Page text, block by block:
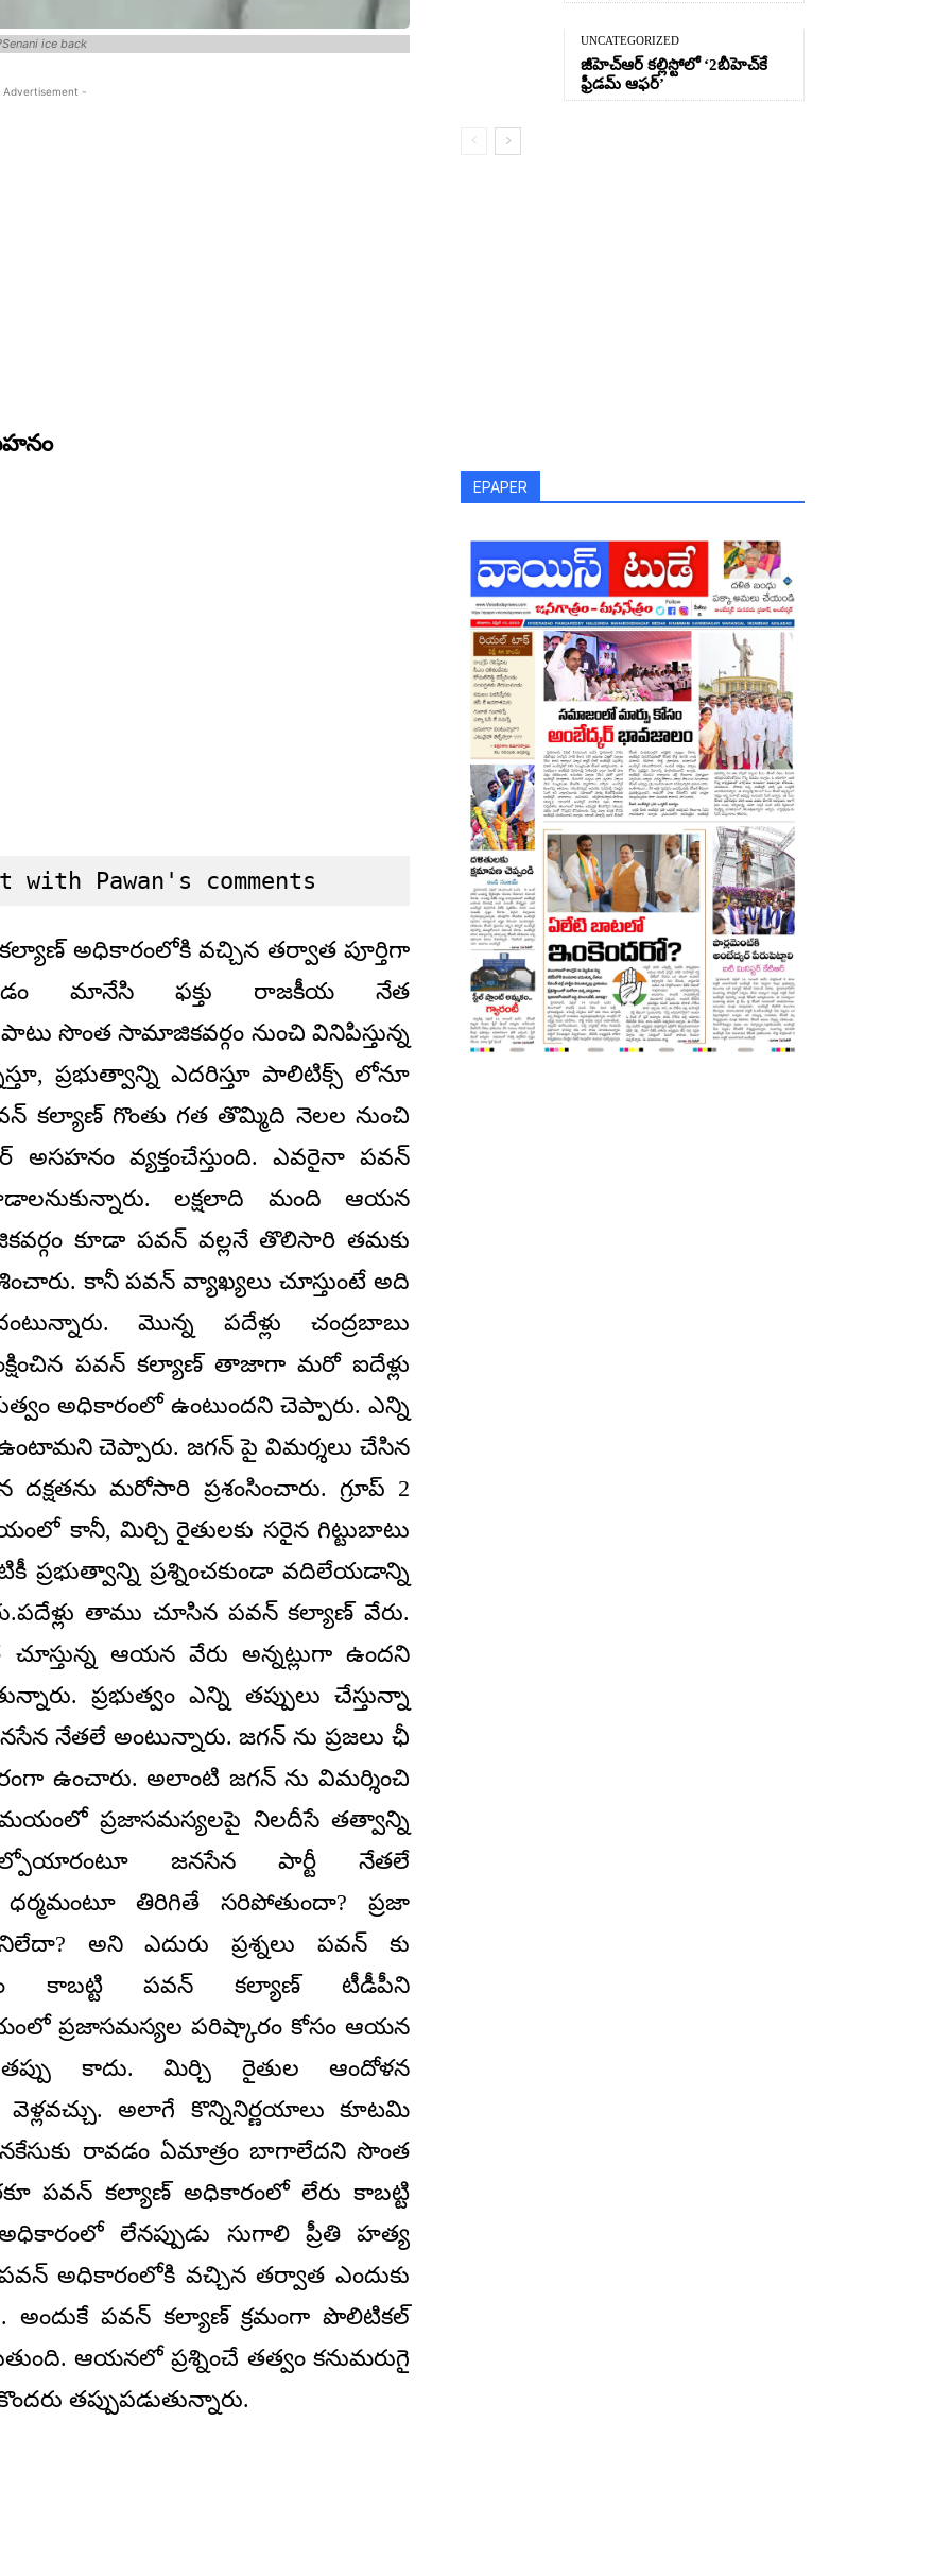
ice back
-
Pawan's comments
కల్యాణ్ అధికారంలోకి వచ్చిన తర్వాత పూర్తిగా
మానేసి ఫక్తు రాజకీయ నేత
సొంత సామాజికవర్గం నుంచి వినిపిస్తున్న
ప్రభుత్వాన్ని ఎదరిస్తూ పాలిటిక్స్ లోనూ
గొంతు గత తొమ్మిది నెలల నుంచి
వ్యక్తంచేస్తుంది. ఎవరైనా పవన్
లక్షలాది మంది ఆయన
కూడా పవన్ వల్లనే తొలిసారి తమకు
కానీ పవన్ వ్యాఖ్యలు చూస్తుంటే అది
మొన్న పదేళ్లు చంద్రబాబు
పవన్ కల్యాణ్ తాజాగా మరో ఐదేళ్లు
అధికారంలో ఉంటుందని చెప్పారు. ఎన్ని
చెప్పారు. జగన్ పై విమర్శలు చేసిన
మరోసారి ప్రశంసించారు. గ్రూప్ 2
కానీ, మిర్చి రైతులకు సరైన గిట్టుబాటు
ప్రభుత్వాన్ని ప్రశ్నించకుండా వదిలేయడాన్ని
తాము చూసిన పవన్ కల్యాణ్ వేరు.
ఆయన వేరు అన్నట్లుగా ఉందని
ప్రభుత్వం ఎన్ని తప్పులు చేస్తున్నా
నేతలే అంటున్నారు. జగన్ ను ప్రజలు ఛీ
ఉంచారు. అలాంటి జగన్ ను విమర్శించి
ప్రజాసమస్యలపై నిలదీసే తత్వాన్ని
జనసేన పార్టీ నేతలే
తిరిగితే సరిపోతుందా? ప్రజా
అని ఎదురు ప్రశ్నలు పవన్ కు
కాబట్టి పవన్ కల్యాణ్ టీడీపీని
ప్రజాసమస్యల పరిష్కారం కోసం ఆయన
కాదు. మిర్చి రైతుల ఆందోళన
వెళ్లవచ్చు. అలాగే కొన్నినిర్ణయాలు కూటమి
రావడం ఏమాత్రం బాగాలేదని సొంత
పవన్ కల్యాణ్ అధికారంలో లేరు కాబట్టి
లేనప్పుడు సుగాలి ప్రీతి హత్య
అధికారంలోకి వచ్చిన తర్వాత ఎందుకు
అందుకే పవన్ కల్యాణ్ క్రమంగా పొలిటికల్
ఆయనలో ప్రశ్నించే తత్వం కనుమరుగై
తప్పుపడుతున్నారు.
UNCATEGORIZED
జీహెచ్ఆర్‌ కల్లిస్టోలో ‘2బీహెచ్‌కే
ఫ్రీడమ్ ఆఫర్’
EPAPER